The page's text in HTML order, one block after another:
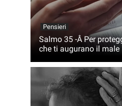
Pensieri
Salmo 35 -Â Per
che ti augurano il male